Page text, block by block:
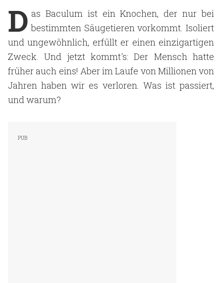
D as Baculum ist ein Knochen, der nur bei
bestimmten Säugetieren vorkommt. Isoliert
und ungewöhnlich, erfüllt er einen einzigartigen
Zweck. Und jetzt kommt's: Der Mensch hatte
früher auch eins! Aber im Laufe von Millionen von
Jahren haben wir es verloren. Was ist passiert,
und warum?